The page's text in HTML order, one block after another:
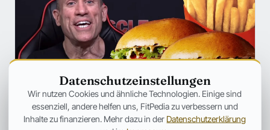
ERNÄHRUNG
Datenschutzeinstellungen
Wir nutzen Cookies und ähnliche Technologien. Einige sind
essenziell, andere helfen uns, FitPedia zu verbessern und
Inhalte zu finanzieren. Mehr dazu in der Datenschutzerklärung